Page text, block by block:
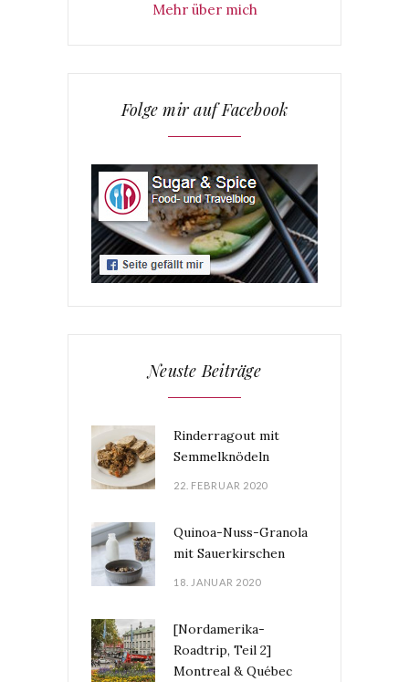
Mehr über mich
Folge mir auf Facebook
Neuste Beiträge
Rinderragout mit
Semmelknödeln
22. FEBRUAR 2020
Quinoa-Nuss-Granola
mit Sauerkirschen
18. JANUAR 2020
[Nordamerika-
Roadtrip, Teil 2]
Montreal & Québec